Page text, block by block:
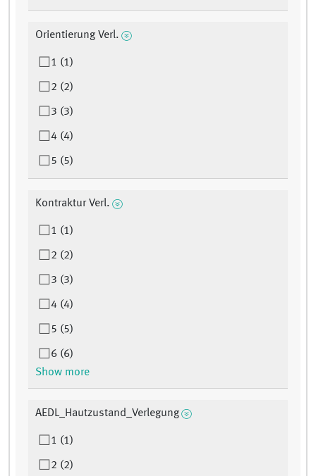
Orientierung Verl.
1 (1)
2 (2)
3 (3)
4 (4)
5 (5)
Kontraktur Verl.
1 (1)
2 (2)
3 (3)
4 (4)
5 (5)
6 (6)
Show more
AEDL_Hautzustand_Verlegung
1 (1)
2 (2)